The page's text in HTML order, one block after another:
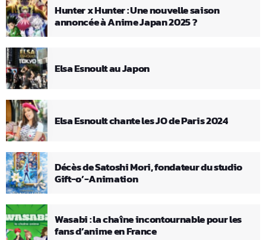
Hunter x Hunter : Une nouvelle saison
annoncée à Anime Japan 2025 ?
Elsa Esnoult au Japon
Elsa Esnoult chante les JO de Paris 2024
Décès de Satoshi Mori, fondateur du studio
Gift-o’-Animation
Wasabi : la chaîne incontournable pour les
fans d’anime en France